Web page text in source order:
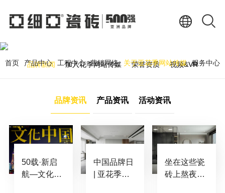
首页 产品中心 工程中心 营销网络 关于亚花季网站传媒 服务中心
BRAND NEWS
品牌新闻 加入花季网站传媒 荣誉资质 视频&VR
品牌资讯 产品资讯 活动资讯
50载·新启
航—文化中
中国品牌日
| 亚花季网
坐在这些瓷
砖上熬夜爆